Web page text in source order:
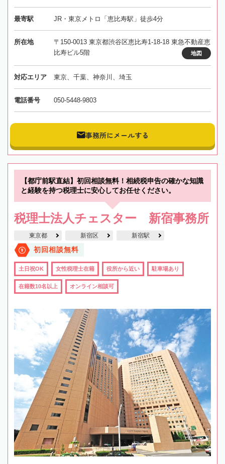
最寄駅 JR・東京メトロ「恵比寿駅」徒歩4分
所在地
〒150-0013 東京都渋谷区恵比寿1-18-18 東急不動産恵
比寿ビル5階
地図
対応エリア 東京、千葉、神奈川、埼玉
電話番号 050-5448-9803
事務所にメールする
【都庁前駅直結】初回相談無料！相続税申告の確かな知識
と経験を持つ税理士に安心してお任せください。
税理士法人チェスター 新宿事務所
東京都 新宿区 新宿駅
初回相談無料
土日祝OK 女性税理士在籍 役所から近い 駐車場あり
在籍数10名以上 オンライン相談可